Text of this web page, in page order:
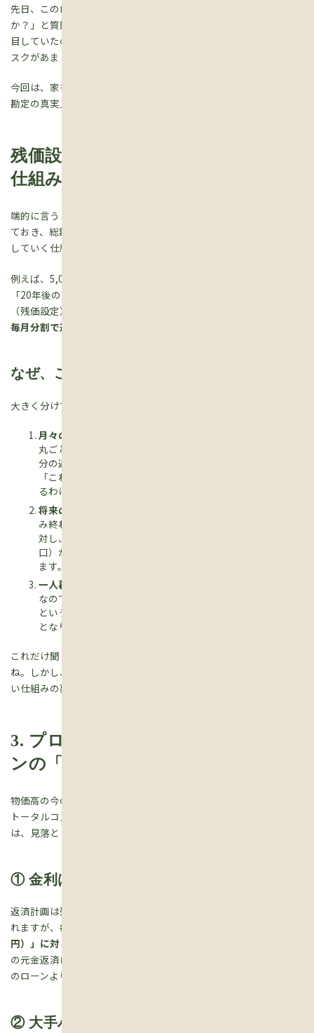
先日、このローンについてお客様から「これってどうなんです
か？」と質問を受けました。私自身、以前からこの仕組みには注
目していたのですが、メリットばかりが強調されて、裏にあるリ
スクがあまり語られていません。
今回は、家を建てる方にとっても重要になる、このローンの「損得
勘定の真実」をお話しします。
残価設定型住宅ローンって、どんな
仕組み？
端的に言うと、「数十年後の家の価値（残価）をあらかじめ決め
ておき、総額からその分を差し引いて、残った金額だけを分割で返
していく仕組み」です。
例えば、5,000万円の家を建てるとします。
「20年後のこの家の価値は2,000万円です」と最初に見積もって
（残価設定）、その2,000万円を引いた
毎月分割で返済していく
なぜ、このローンを選ぶ人がいるのか？
大きく分けて2つの理由があります。
月々の支払いが劇的に安くなるから
丸ごと借りて返さないといけないところが、実質3,000万円
分の返済で済むため、月々の負担が驚くほど軽くなります。
「これならうちの予算でも買える！」と手が届きやすく感じ
るわけです。
将来の「空き家問題」から解放されるから
み終わったあと、この家はどうなるんだろう」という不安に
対し、将来、銀行やメーカーが引き取ってくれる約束（出
口）が最初から見えているため、気が楽だという側面もあり
ます。
一人暮らしで資産を残すことは考えてないから
なので好きなデザインやガレージハウスなどに住みたい！」
という方には支払いを抑えながらこだわった家づくりが可能
となります。
これだけ聞くと、まるで夢のような引き算の方法に見えますよ
ね。しかし、世の中そんなに虫のいい話はありません。都合のい
い仕組みの裏には、必ず強烈なリスクが潜んでいます。
3. プロが警告する、残価設定型ロー
ンの「4つの重いリスク」
物価高の今の時代だからこそ、目先の安さではなく30年先までの
トータルコストを冷徹に計算する必要があります。このローンに
は、見落としてはならない4つの罠があります。
① 金利は「残価」も含めた総額にかかる
返済計画は残価を除いた金額（先ほどの例なら3,000万円）で組ま
れますが、 毎月の金利そのものは、残価も含めた「総額（5,000万
円）」に対して計算される
の元金返済は少なく見えても、利息の総支払額で計算すると、普通
のローンより高くつく」ということが起こり得ます。
② 大手ハウスメーカーの「囲い込み（クロー